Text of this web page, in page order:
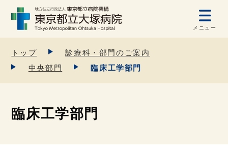
メニュー
トップ
診療科・部門のご案内
中央部門
臨床工学部門
臨床工学部門